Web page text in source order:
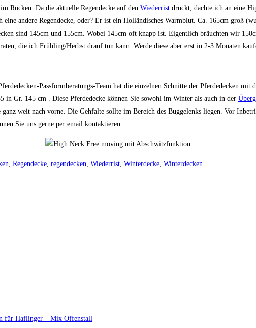
Rücken. Da die aktuelle Regendecke auf den Wiederrist drückt, dachte ich an eine
andere Regendecke, oder? Er ist ein Holländisches Warmblut. Ca. 165cm groß
sind 145cm und 155cm. Wobei 145cm oft knapp ist. Eigentlich bräuchten wir
die ich Frühling/Herbst drauf tun kann. Werde diese aber erst in 2-3 Monaten
Passformberatungs-Team hat die einzelnen Schnitte der Pferdedecken
Gr. 145 cm . Diese Pferdedecke können Sie sowohl im Winter als auch in der
weit nach vorne. Die Gehfalte sollte im Bereich des Buggelenks liegen. Vor
Sie uns gerne per email kontaktieren.
, Regendecke, regendecken, Wiederrist, Winterdecke, Winterdecken